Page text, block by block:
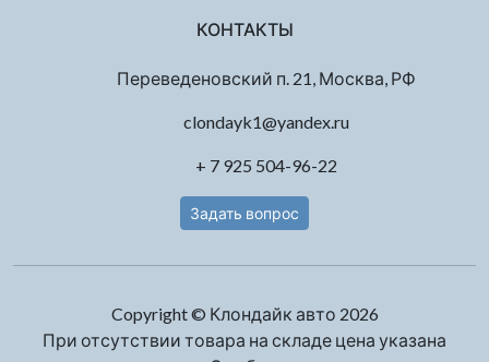
КОНТАКТЫ
Переведеновский п. 21, Москва, РФ
clondayk1@yandex.ru
+ 7 925 504-96-22
Задать вопрос
Copyright © Клондайк авто 2026
При отсутствии товара на складе цена указана